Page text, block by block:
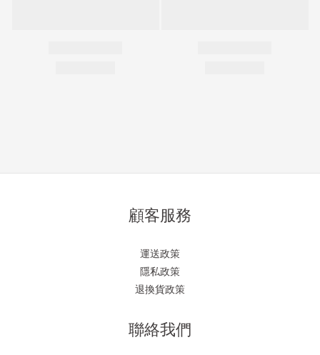
顧客服務
運送政策
隱私政策
退換貨政策
聯絡我們